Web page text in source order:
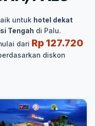
untuk hotel dekat
Tengah di Palu.
dari Rp 127.720
diskon